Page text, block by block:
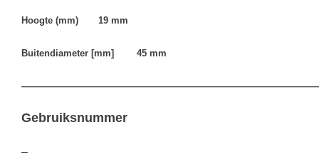
Hoogte (mm) 19 mm
Buitendiameter [mm] 45 mm
Gebruiksnummer
–